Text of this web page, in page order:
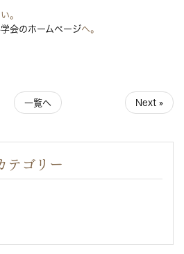
。
会のホームページへ。
一覧へ Next »
テゴリー